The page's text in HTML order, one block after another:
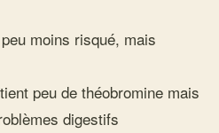
moins risqué, mais
peu de théobromine mais
digestifs